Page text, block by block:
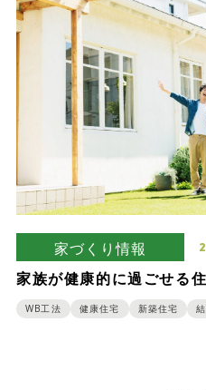
家づくり情報
家族が健康的に過ごせる
員の健康を守るための家
WB工法 健康住宅 新築住宅